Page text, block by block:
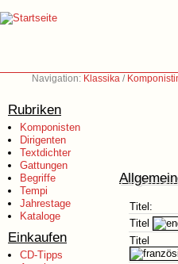
Navigation: Klassika /
Rubriken
Komponisten
Dirigenten
Textdichter
Gattungen
Begriffe
Tempi
Jahrestage
Kataloge
Einkaufen
CD-Tipps
Titel:
Titel
Titel